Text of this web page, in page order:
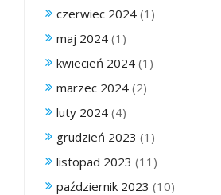
czerwiec 2024 (1)
maj 2024 (1)
kwiecień 2024 (1)
marzec 2024 (2)
luty 2024 (4)
grudzień 2023 (1)
listopad 2023 (11)
październik 2023 (10)